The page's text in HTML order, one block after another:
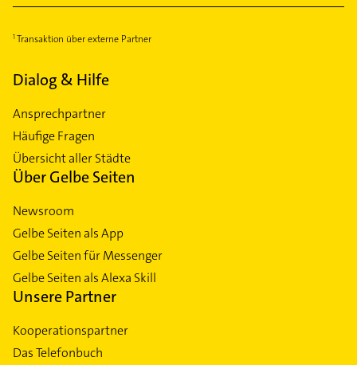
Transaktion über externe Partner
Dialog & Hilfe
Ansprechpartner
Häufige Fragen
Übersicht aller Städte
Über Gelbe Seiten
Newsroom
Gelbe Seiten als App
Gelbe Seiten für Messenger
Gelbe Seiten als Alexa Skill
Unsere Partner
Kooperationspartner
Das Telefonbuch